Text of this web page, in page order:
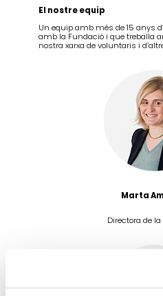
El nostre equip
Un equip amb més de 15 anys
amb la Fundació i que treballa
nostra xarxa de voluntaris i
Marta
Directora de